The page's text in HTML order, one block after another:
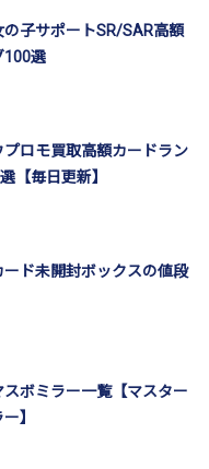
の子サポートSR/SAR高額
100選
プロモ買取高額カードラン
【毎日更新】
ード未開封ボックスの値段
ボミラー一覧【マスター
】